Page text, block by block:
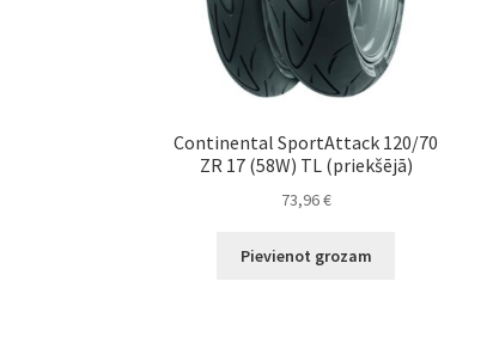
Continental SportAttack 120/70
ZR 17 (58W) TL (priekšējā)
73,96€
Pievienot grozam